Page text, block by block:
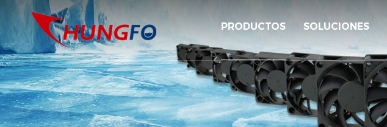
PRODUCTOS SOLUCIONES